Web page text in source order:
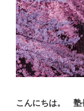
こんにちは。 塾